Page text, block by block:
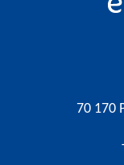
70 170